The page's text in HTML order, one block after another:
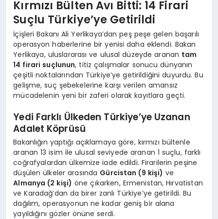
Kırmızı Bülten Avı Bitti: 14 Firari
Suçlu Türkiye’ye Getirildi
İçişleri Bakanı Ali Yerlikaya’dan peş peşe gelen başarılı
operasyon haberlerine bir yenisi daha eklendi. Bakan
Yerlikaya, uluslararası ve ulusal düzeyde aranan tam
14 firari suçlunun, titiz çalışmalar sonucu dünyanın
çeşitli noktalarından Türkiye’ye getirildiğini duyurdu. Bu
gelişme, suç şebekelerine karşı verilen amansız
mücadelenin yeni bir zaferi olarak kayıtlara geçti.
Yedi Farklı Ülkeden Türkiye’ye Uzanan
Adalet Köprüsü
Bakanlığın yaptığı açıklamaya göre, kırmızı bültenle
aranan 13 isim ile ulusal seviyede aranan 1 suçlu, farklı
coğrafyalardan ülkemize iade edildi. Firarilerin peşine
düşülen ülkeler arasında Gürcistan (9 kişi) ve
Almanya (2 kişi) öne çıkarken, Ermenistan, Hırvatistan
ve Karadağ’dan da birer zanlı Türkiye’ye getirildi. Bu
dağılım, operasyonun ne kadar geniş bir alana
yayıldığını gözler önüne serdi.